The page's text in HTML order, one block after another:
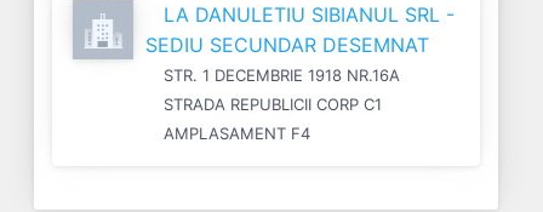
LA DANULETIU SIBIANUL SRL -
SEDIU SECUNDAR DESEMNAT
STR. 1 DECEMBRIE 1918 NR.16A
STRADA REPUBLICII CORP C1
AMPLASAMENT F4